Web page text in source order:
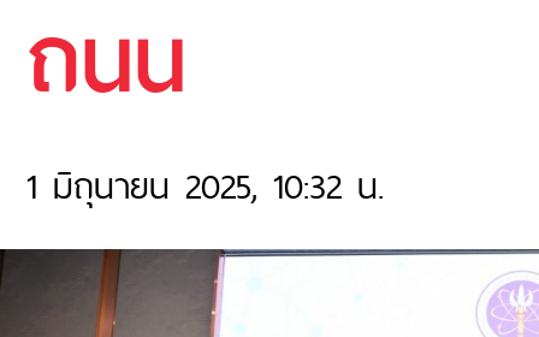
ถนน
1 มิถุนายน 2025, 10:32 น.